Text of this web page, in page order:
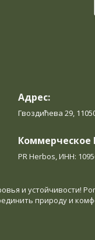
Адрес:
Гвоздићева 29,
Коммерческое
PR Herbos, ИНН:
и устойчивости!
природу и